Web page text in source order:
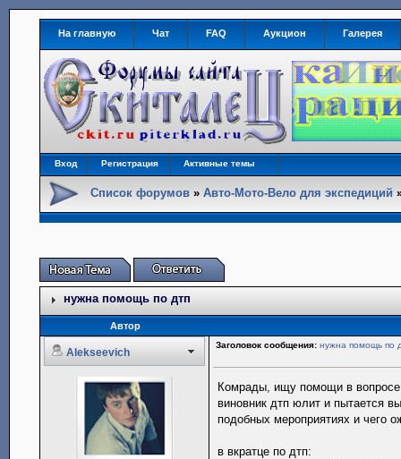
На главную Чат FAQ Аукцион Галерея
Вход Регистрация Активные темы
Список форумов »Авто-Мото-Вело для экспедиций
нужна помощь по дтп
Автор
Alekseevich
Заголовок сообщения: нужна помощь по
Комрады, ищу помощи в вопросе
виновник дтп юлит и пытается
подобных мероприятиях и чего
в вкратце по дтп: